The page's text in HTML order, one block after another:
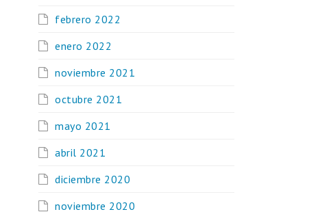
febrero 2022
enero 2022
noviembre 2021
octubre 2021
mayo 2021
abril 2021
diciembre 2020
noviembre 2020